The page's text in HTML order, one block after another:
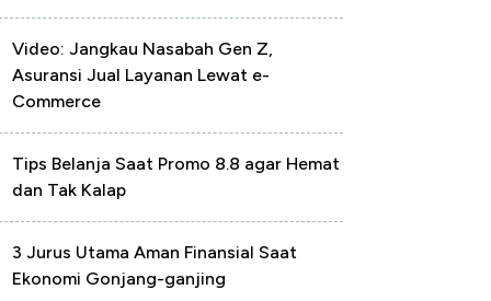
Video: Jangkau Nasabah Gen Z,
Asuransi Jual Layanan Lewat e-
Commerce
Tips Belanja Saat Promo 8.8 agar Hemat
dan Tak Kalap
3 Jurus Utama Aman Finansial Saat
Ekonomi Gonjang-ganjing